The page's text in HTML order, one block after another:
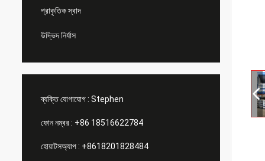
প্রাকৃতিক স্বাদ
উদ্ভিদ নির্যাস
ব্যক্তি যোগাযোগ : Stephen
ফোন নম্বর : +86 18516622784
হোয়াটসঅ্যাপ : +8618201828484